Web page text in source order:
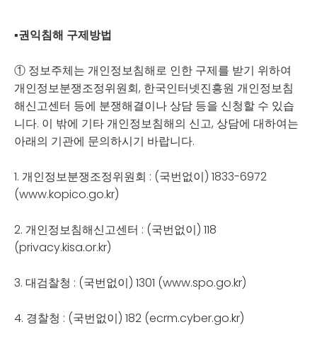
▪권익침해 구제방법
① 정보주체는 개인정보침해로 인한 구제를 받기 위하여
개인정보분쟁조정위원회, 한국인터넷진흥원 개인정보침
해신고센터 등에 분쟁해결이나 상담 등을 신청할 수 있습
니다. 이 밖에 기타 개인정보침해의 신고, 상담에 대하여는
아래의 기관에 문의하시기 바랍니다.
1. 개인정보분쟁조정위원회 : (국번없이) 1833-6972
(www.kopico.go.kr)
2. 개인정보침해신고센터 : (국번없이) 118
(privacy.kisa.or.kr)
3. 대검찰청 : (국번없이) 1301 (www.spo.go.kr)
4. 경찰청 : (국번없이) 182 (ecrm.cyber.go.kr)